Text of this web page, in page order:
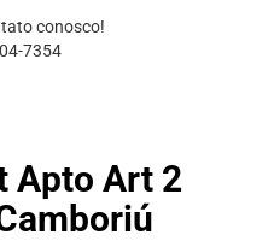
Apto Art 2
conosco!
7354